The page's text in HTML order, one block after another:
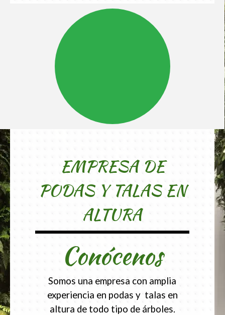
EMPRESA DE
PODAS Y TALAS EN
ALTURA
Conócenos
Somos una empresa con amplia
experiencia en podas y talas en
altura de todo tipo de árboles.